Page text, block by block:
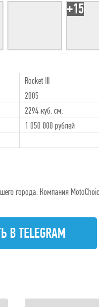
+15
Rocket III
2005
2294 куб. см.
1 050 000 рублей
города. Компания
В TELEGRAM